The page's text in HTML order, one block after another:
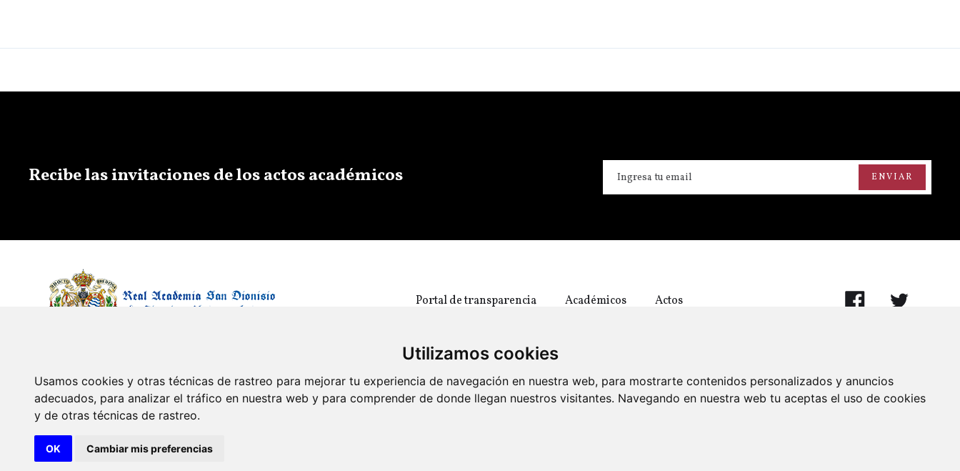
Utilizamos cookies
Usamos cookies y otras técnicas de rastreo para mejorar tu experiencia de navegación en nuestra web, para mostrarte contenidos personalizados y anuncios
adecuados, para analizar el tráfico en nuestra web y para comprender de donde llegan nuestros visitantes. Navegando en nuestra web tu aceptas el uso de cookies
y de otras técnicas de rastreo.
OK Cambiar mis preferencias
Recibe las invitaciones de los actos académicos
Portal de transparencia Académicos Actos